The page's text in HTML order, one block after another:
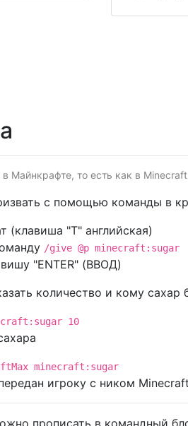
Майнкрафте, то есть как в
с помощью команды в
(клавиша "T" английская)
/give @p minecraft:sugar
"ENTER" (ВВОД)
количество и кому сахар
10
minecraft:sugar
игроку с ником
прописать в командный